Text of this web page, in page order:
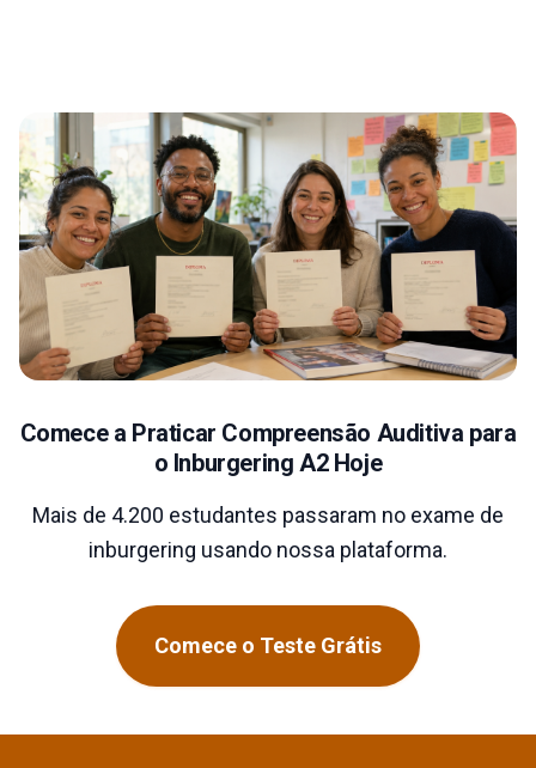
Comece a Praticar Compreensão Auditiva para
o Inburgering A2 Hoje
Mais de 4.200 estudantes passaram no exame de
inburgering usando nossa plataforma.
Comece o Teste Grátis